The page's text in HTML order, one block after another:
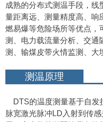
成熟的分布式测温手段，线
量距离远、测量精度高、响
燃易爆等危险场所等优点，
测、电力载流量分析、交通
测、输煤皮带火情监测、大
测温原理
DTS的温度测量基于自发
脉宽激光脉冲LD入射到传